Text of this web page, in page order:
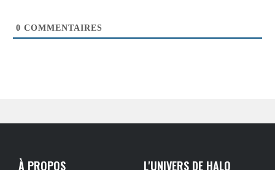
0 COMMENTAIRES
À PROPOS L'UNIVERS DE HALO